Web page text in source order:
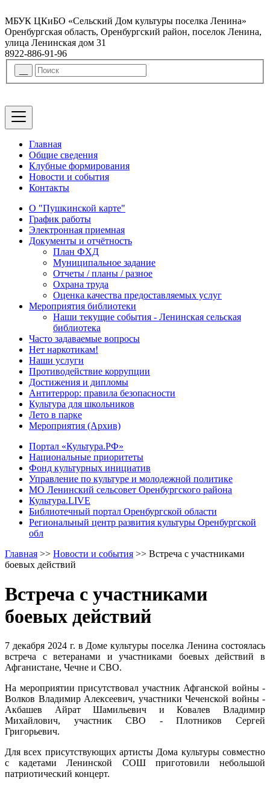
МБУК ЦКиБО «Сельский Дом культуры поселка Ленина»
Оренбургская область, Оренбургский район, поселок Ленина,
улица Ленинская дом 31
8922-886-91-96
Главная
Общие сведения
Клубные формирования
Новости и события
Контакты
О "Пушкинской карте"
График работы
Электронная приемная
Документы и отчётность
План ФХД
Муниципальное задание
Отчеты / планы / разное
Охрана труда
Оценка качества предоставляемых услуг
Мероприятия библиотеки
Наши текущие события - Ленинская сельская
библиотека
Часто задаваемые вопросы
Нет наркотикам!
Наши услуги
Противодействие коррупции
Достижения и дипломы
Антитеррор: правила безопасности
Культура для школьников
Лето в парке
Мероприятия (Архив)
Портал «Культура.РФ»
Национальные приоритеты
Фонд культурных инициатив
Управление по культуре и молодежной политике
МО Ленинский сельсовет Оренбургского района
Культура.LIVE
Библиотечный портал Оренбургской области
Региональный центр развития культуры Оренбургской
обл
Главная >> Новости и события >> Встреча с участниками
боевых действий
Встреча с участниками
боевых действий
7 декабря 2024 г. в Доме культуры поселка Ленина состоялась
встреча с ветеранами и участниками боевых действий в
Афганистане, Чечне и СВО.
На мероприятии присутствовал участник Афганской войны -
Волков Владимир Алексеевич, участники Чеченской войны -
Акбашев Айрат Шамильевич и Ковалев Владимир
Михайлович, участник СВО - Плотников Сергей
Григорьевич.
Для всех присутствующих артисты Дома культуры совместно
с кадетами Ленинской СОШ приготовили небольшой
патриотический концерт.